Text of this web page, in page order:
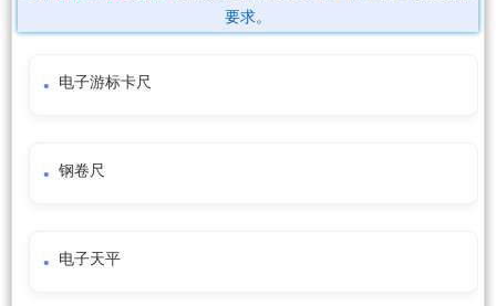
要求。
电子游标卡尺
钢卷尺
电子天平